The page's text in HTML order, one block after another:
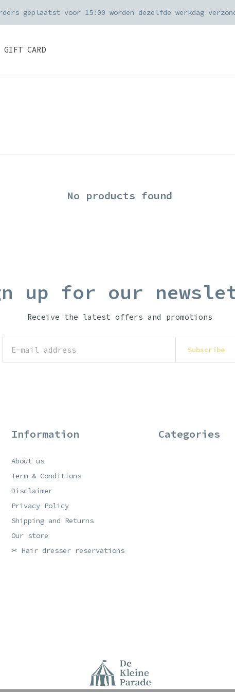
GIFT CARD
geplaatst voor 15:00 worden dezelfde werkdag
No products found
up for our
Receive the latest offers and promotions
Subscribe
Information
About us
Term & Conditions
Disclaimer
Privacy Policy
Shipping and Returns
Our store
✂ Hair dresser reservations
Categories